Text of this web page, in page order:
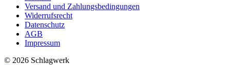
Versand und Zahlungsbedingungen
Widerrufsrecht
Datenschutz
AGB
Impressum
© 2026 Schlagwerk